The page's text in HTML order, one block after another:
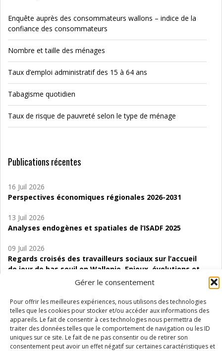
Gérer le consentement
Pour offrir les meilleures expériences, nous utilisons des technologies
telles que les cookies pour stocker et/ou accéder aux informations des
appareils. Le fait de consentir à ces technologies nous permettra de
traiter des données telles que le comportement de navigation ou les ID
uniques sur ce site. Le fait de ne pas consentir ou de retirer son
consentement peut avoir un effet négatif sur certaines caractéristiques et
Enquête auprès des consommateurs wallons – indice de la
confiance des consommateurs
Nombre et taille des ménages
Taux d’emploi administratif des 15 à 64 ans
Tabagisme quotidien
Taux de risque de pauvreté selon le type de ménage
Publications récentes
16 Juil 2026
Perspectives économiques régionales 2026-2031
13 Juil 2026
Analyses endogènes et spatiales de l’ISADF 2025
09 Juil 2026
Regards croisés des travailleurs sociaux sur l’accueil
de jour de bas seuil en Wallonie. Enjeux, évolutions et
06 Juil 2026
Étude d’évaluabilité des Structures
d’accompagnement à l’autocréation d’emploi (SAACE)
01 Juil 2026